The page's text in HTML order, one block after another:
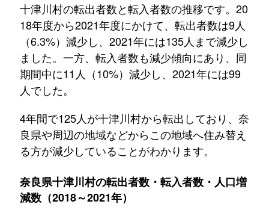
十津川村の転出者数と転入者数の推移です。20
18年度から2021年度にかけて、転出者数は9人
（6.3%）減少し、2021年には135人まで減少し
ました。一方、転入者数も減少傾向にあり、同
期間中に11人（10%）減少し、2021年には99
人でした。
4年間で125人が十津川村から転出しており、奈
良県や周辺の地域などからこの地域へ住み替え
る方が減少していることがわかります。
奈良県十津川村の転出者数・転入者数・人口増
減数（2018～2021年）